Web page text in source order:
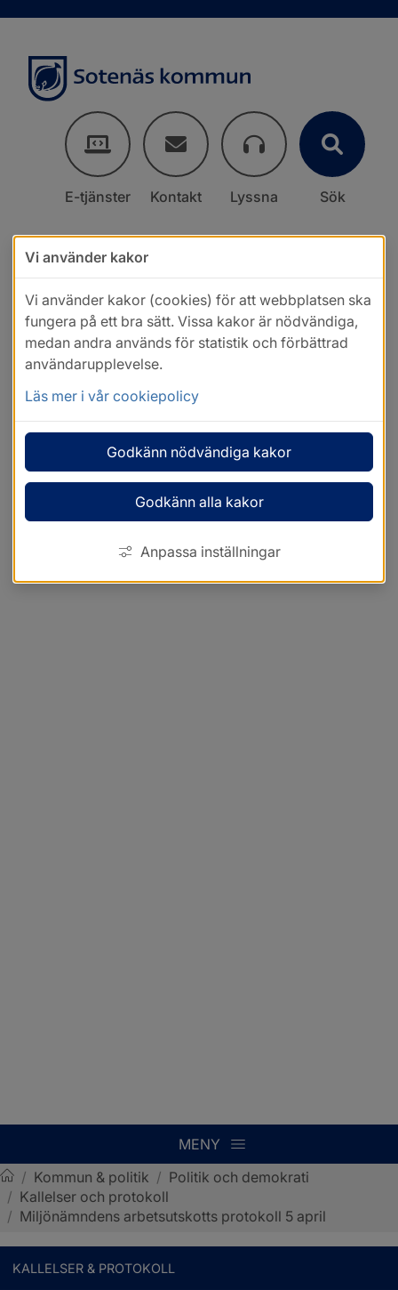
E-tjänster Kontakt Lyssna Sök
MENY
Sotenäs kommun
/ Kommun & politik / Politik och demokrati
/ Kallelser och protokoll
/ Miljönämndens arbetsutskotts protokoll 5 april
KALLELSER & PROTOKOLL
Vi använder kakor
Vi använder kakor (cookies) för att webbplatsen ska
fungera på ett bra sätt. Vissa kakor är nödvändiga,
medan andra används för statistik och förbättrad
användarupplevelse.
Läs mer i vår cookiepolicy
Godkänn nödvändiga kakor
Godkänn alla kakor
Anpassa inställningar